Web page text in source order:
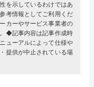
を示しているわけではあ
考情報としてご利用くだ
カーやサービス事業者の
◆記事内容は記事作成時
ューアルによって仕様や
提供が中止されている場